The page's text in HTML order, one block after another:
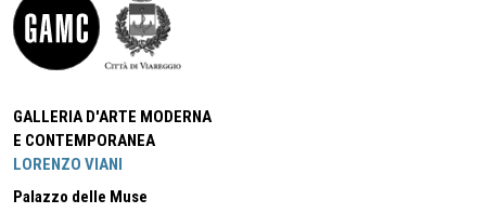
GALLERIA D'ARTE MODERNA
E CONTEMPORANEA
LORENZO VIANI
Palazzo delle Muse